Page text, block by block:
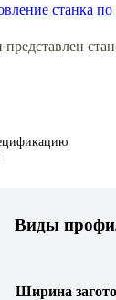
станка по
Виды
Ширина